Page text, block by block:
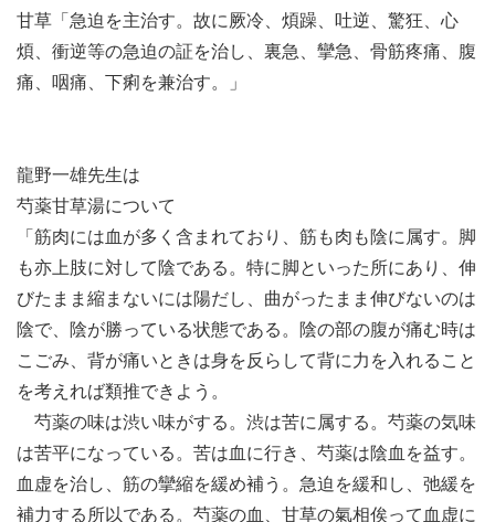
甘草「急迫を主治す。故に厥冷、煩躁、吐逆、驚狂、心
煩、衝逆等の急迫の証を治し、裏急、攣急、骨筋疼痛、腹
痛、咽痛、下痢を兼治す。」
龍野一雄先生は
芍薬甘草湯について
「筋肉には血が多く含まれており、筋も肉も陰に属す。脚
も亦上肢に対して陰である。特に脚といった所にあり、伸
びたまま縮まないには陽だし、曲がったまま伸びないのは
陰で、陰が勝っている状態である。陰の部の腹が痛む時は
こごみ、背が痛いときは身を反らして背に力を入れること
を考えれば類推できよう。
芍薬の味は渋い味がする。渋は苦に属する。芍薬の気味
は苦平になっている。苦は血に行き、芍薬は陰血を益す。
血虚を治し、筋の攣縮を緩め補う。急迫を緩和し、弛緩を
補力する所以である。芍薬の血、甘草の氣相俟って血虚に